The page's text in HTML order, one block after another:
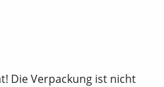
Die Verpackung ist nicht